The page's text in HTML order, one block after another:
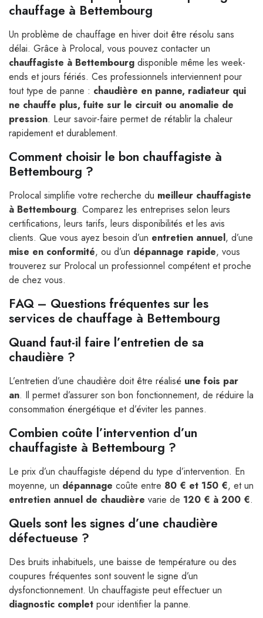
chauffage à Bettembourg
Un problème de chauffage en hiver doit être résolu sans
délai. Grâce à Prolocal, vous pouvez contacter un
chauffagiste à Bettembourg disponible même les week-
ends et jours fériés. Ces professionnels interviennent pour
tout type de panne : chaudière en panne, radiateur qui
ne chauffe plus, fuite sur le circuit ou anomalie de
pression. Leur savoir-faire permet de rétablir la chaleur
rapidement et durablement.
Comment choisir le bon chauffagiste à
Bettembourg ?
Prolocal simplifie votre recherche du meilleur chauffagiste
à Bettembourg. Comparez les entreprises selon leurs
certifications, leurs tarifs, leurs disponibilités et les avis
clients. Que vous ayez besoin d’un entretien annuel, d’une
mise en conformité, ou d’un dépannage rapide, vous
trouverez sur Prolocal un professionnel compétent et proche
de chez vous.
FAQ – Questions fréquentes sur les
services de chauffage à Bettembourg
Quand faut-il faire l’entretien de sa
chaudière ?
L’entretien d’une chaudière doit être réalisé une fois par
an. Il permet d’assurer son bon fonctionnement, de réduire la
consommation énergétique et d’éviter les pannes.
Combien coûte l’intervention d’un
chauffagiste à Bettembourg ?
Le prix d’un chauffagiste dépend du type d’intervention. En
moyenne, un dépannage coûte entre 80 € et 150 €, et un
entretien annuel de chaudière varie de 120 € à 200 €.
Quels sont les signes d’une chaudière
défectueuse ?
Des bruits inhabituels, une baisse de température ou des
coupures fréquentes sont souvent le signe d’un
dysfonctionnement. Un chauffagiste peut effectuer un
diagnostic complet pour identifier la panne.